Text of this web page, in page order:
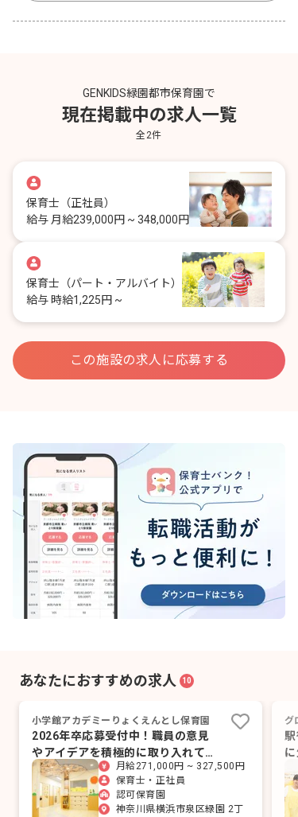
GENKIDS緑園都市保育園で
現在掲載中の求人一覧
全2件
保育士 （正社員）
給与 月給239,000円 ~ 348,000円
保育士 （パート・アルバイト）
給与時給1,225円 ~
この施設の求人に応募する
あなたにおすすめの求人 10
小学館アカデミーりょくえんとし保育園
2026年卒応募受付中！職員の意見
やアイデアを積極的に取り入れてい
ます。
月給271,000円 ~ 327,500円
保育士・正社員
認可保育園
神奈川県横浜市泉区緑園 2丁
グ